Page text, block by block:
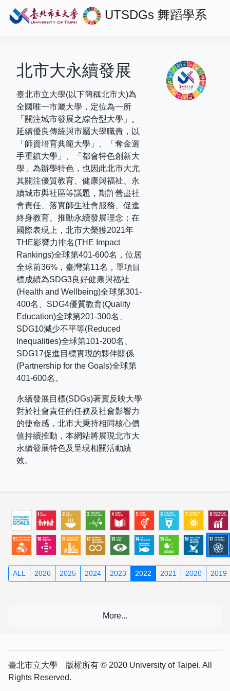
UTSDGs 舞蹈學系
北市大永續發展
臺北市立大學(以下簡稱北市大)為
全國唯一市屬大學，定位為一所
「關注城市發展之綜合型大學」。
延續優良傳統與市屬大學職責，以
「師資培育典範大學」、「奪金選
手重鎮大學」、「都會特色創新大
學」為辦學特色，也因此北市大尤
其關注優質教育、健康與福祉、永
續城市與社區等議題，期許善盡社
會責任、落實師生社會服務、促進
終身教育、推動永續發展理念；在
國際表現上， 北市大榮獲2021年
THE影響力排名(THE Impact
Rankings)全球第401-600名，位居
全球前36% ，臺灣第11名，單項目
標成績為SDG3良好健康與福祉
(Health and Wellbeing)全球第301-
400名、 SDG4優質教育(Quality
Education)全球第201-300名、
SDG10減少不平等(Reduced
Inequalities)全球第101-200名、
SDG17促進目標實現的夥伴關係
(Partnership for the Goals)全球第
401-600名。
永續發展目標(SDGs)著實反映大學
對於社會責任的任務及社會影響力
的使命感，北市大秉持相同核心價
值持續推動，本網站將展現北市大
永續發展特色及呈現相關活動績
效。
ALL 2026 2025 2024 2023 2022 2021 2020 2019
臺北市立大學 版權所有 © 2020 University of Taipei. All
Rights Reserved.